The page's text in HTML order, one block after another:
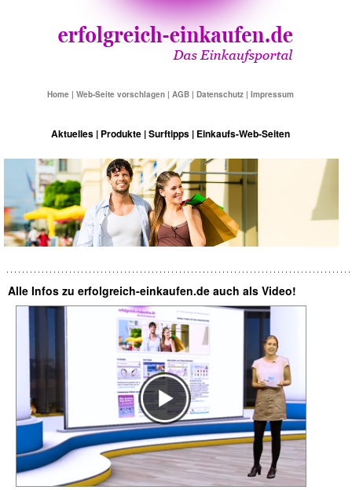
Home | Web-Seite vorschlagen | AGB | Datenschutz | Impressum
Aktuelles | Produkte |Surftipps | Einkaufs-Web-Seiten
Alle Infos zu erfolgreich-einkaufen.de auch als Video!